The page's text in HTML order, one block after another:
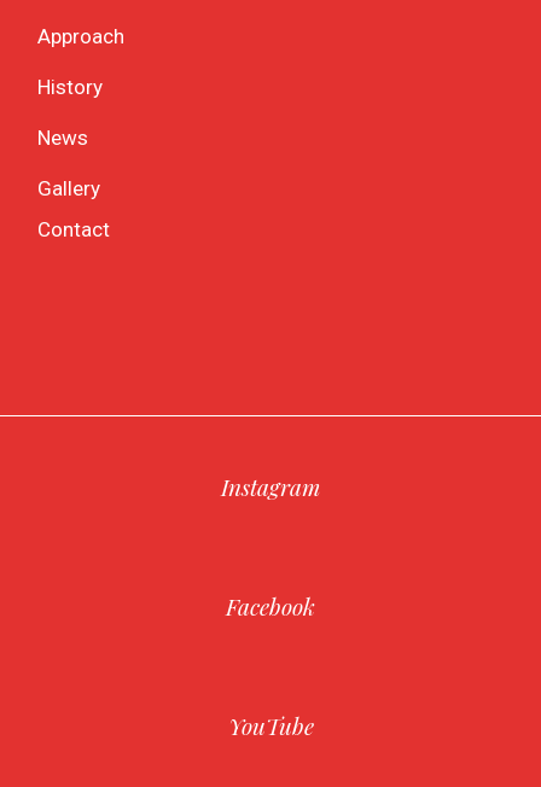
Approach
History
News
Gallery
Contact
Instagram
Facebook
YouTube